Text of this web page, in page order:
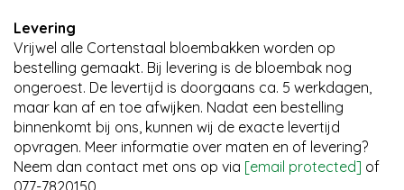
Levering
Vrijwel alle Cortenstaal bloembakken worden op
bestelling gemaakt. Bij levering is de bloembak nog
ongeroest. De levertijd is doorgaans ca. 5 werkdagen,
maar kan af en toe afwijken. Nadat een bestelling
binnenkomt bij ons, kunnen wij de exacte levertijd
opvragen. Meer informatie over maten en of levering?
Neem dan contact met ons op via [email protected] of